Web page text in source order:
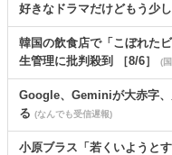
好きなドラマだけどもう少
韓国の飲食店で「こぼれた
生管理に批判殺到 ［8/6］
(
Google、Geminiが大赤字
る (なんでも受信遅報)
小原ブラス「若くいようと